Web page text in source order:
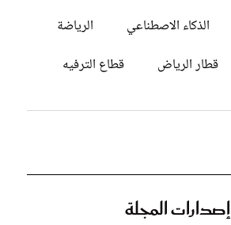
الذكاء الاصطناعي
الرياضة
قطار الرياض قطاع الترفيه
إصدارات المجلة